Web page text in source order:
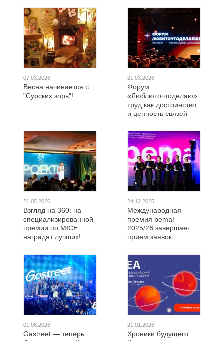
07.03.2026
Весна начинается с
"Сурских зорь"!
21.03.2026
Форум
«Люблюточтоделаю»:
труд как достоинство
и ценность связей
21.05.2026
Взгляд на 360: на
специализированной
премии по MICE
наградят лучших!
24.12.2025
Международная
премия bema!
2025/26 завершает
прием заявок
01.06.2026
Gastreet — теперь
21.01.2026
Хроники будущего.